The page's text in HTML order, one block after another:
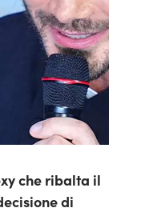
che ribalta il
di